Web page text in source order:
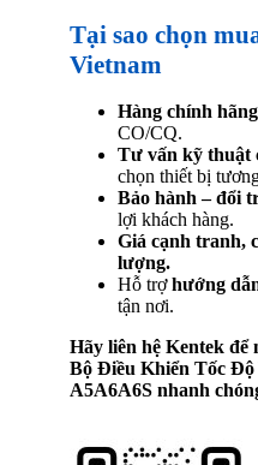
Tại sao chọn
Vietnam
Hàng chính
CO/CQ.
Tư vấn kỹ thuật
chọn thiết bị
Bảo hành – đổi
lợi khách hàng.
Giá cạnh tranh,
lượng.
Hỗ trợhướng
tận nơi.
Hãy liên hệ Kentek để
Bộ Điều Khiển Tốc Độ
A5A6A6S nhanh